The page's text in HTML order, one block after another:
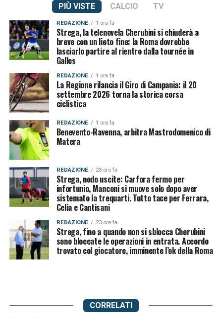
PIÙ VISTE CALCIO TV
REDAZIONE 1 ora fa
Strega, la telenovela Cherubini si chiuderà a
breve con un lieto fine: la Roma dovrebbe
lasciarlo partire al rientro dalla tournée in
Galles
REDAZIONE 1 ora fa
La Regione rilancia il Giro di Campania: il 20
settembre 2026 torna la storica corsa
ciclistica
REDAZIONE 1 ora fa
Benevento-Ravenna, arbitra Mastrodomenico di
Matera
REDAZIONE 23 ore fa
Strega, nodo uscite: Carfora fermo per
infortunio, Manconi si muove solo dopo aver
sistemato la trequarti. Tutto tace per Ferrara,
Celia e Cantisani
REDAZIONE 23 ore fa
Strega, fino a quando non si sblocca Cherubini
sono bloccate le operazioni in entrata. Accordo
trovato col giocatore, imminente l’ok della Roma
CORRELATI